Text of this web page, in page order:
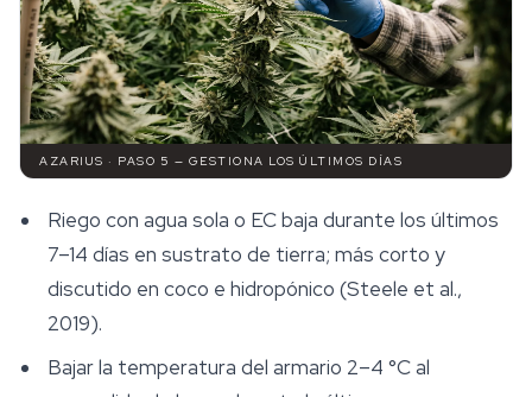
AZARIUS · PASO 5 — GESTIONA LOS ÚLTIMOS DÍAS
Riego con agua sola o EC baja durante los últimos
7–14 días en sustrato de tierra; más corto y
discutido en coco e hidropónico (Steele et al.,
2019).
Bajar la temperatura del armario 2–4 °C al